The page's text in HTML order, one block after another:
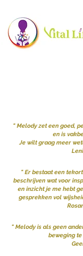
" Melody zet een goed,
en is
Je wilt graag meer
" Er bestaat een
beschrijven wat voor
en inzicht je me hebt
gesprekken vol
" Melody is als geen
beweging